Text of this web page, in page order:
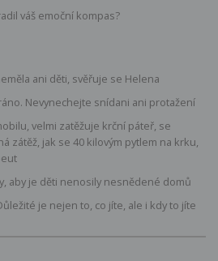
váš emoční kompas?
ani děti, svěřuje se Helena
Nevynechejte snídani ani protažení
velmi zatěžuje krční páteř, se
zátěž, jak se 40 kilovým pytlem na krku,
aby je děti nenosily nesnědené domů
je nejen to, co jíte, ale i kdy to jíte